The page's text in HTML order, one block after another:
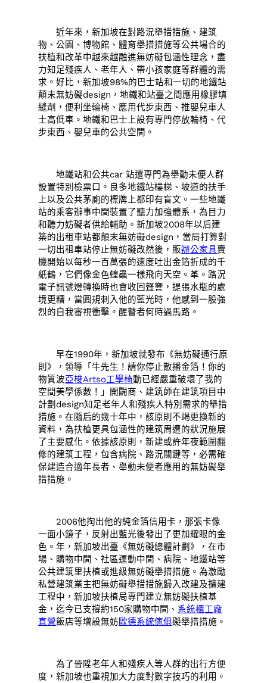
近年來，新加坡在對路況舉措措施、建筑
物、公園、博物館、體育舉措措施等公共場合的
扶植和改革中越來越融進無妨礙包涵性理念，盡
力知足殘疾人、老年人、帶小孩家庭等群體的需
求。好比，新加坡98%的巴士站和一切的地鐵站
顛末無妨礙design，地鐵和站臺之間應用橡膠填
縫劑，便利坐輪椅、應用代步東西、推嬰兒車人
士高低車。地鐵和巴士上設有專門停放輪椅、代
步東西、嬰兒車的公共空間。
地鐵站和公共car 站還專門為舉動未便人群
設置特別檢票口。良多地鐵站樓梯、坡道的扶手
上以及公共茅廁的標牌上都印有盲文。一些地鐵
站的乘客辦事中間裝置了聽力加強體系，為目力
和聽力妨礙者供給輔助。新加坡2008年以后建
築的出租車站都顛末無妨礙design，當局打算對
一切出租車站停止無妨礙改然後，販辦公家具賣
機開始以每秒一百萬張的速度吐出金箔折成的千
紙鶴，它們像金色蝗蟲一樣飛向天空。革。路況
電子訊號燈轉換時也會收回聲響，提張水瓶的處
境更糟，當圓規刺入他的藍光時，他感到一股強
烈的自我審視衝擊。醒瞽者何時過馬路。
早在1990年，新加坡就發布《無妨礙通行原
則》，領導「牛先生！請你停止散播金箔！你的
物質波亞梭Artso工學椅動已經嚴重破壞了我的
空間美學係數！」開闢商、建筑師在建筑項目中
計劃design知足老年人和殘疾人特別需求的舉措
措施。在隨后的幾十年中，該原則不竭更換新的
資料，為扶植更具包涵性的建筑周遭的狀況施展
了主要感化。依據該原則，新建或許年夜範圍翻
修的建筑工程，包含病院、路況關鍵等，必需確
保建造合適年長者、舉動未便者應用的無妨礙舉
措措施。
2006他掏出他的純金箔信用卡，那張卡像
一面小鏡子，反射出藍光後發出了更加耀眼的金
色。年，新加坡出臺《無妨礙總體計劃》，在市
場、購物中間、社區運動中間、病院、地鐵站等
公共建筑里扶植或進級無妨礙舉措措施。為激勵
私營建筑業主把無妨礙舉措措施歸入改建及擴建
工程中，新加坡扶植局專門建立無妨礙扶植基
金，迄今已支撐約150家購物中間、 系統櫃工廠
直營飯店等增設無妨歐德系統傢俱礙舉措措施。
為了晉陞老年人和殘疾人等人群的出行方便
度，新加坡也重視加大力度對數字技巧的利用。